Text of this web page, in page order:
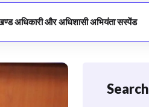
अधिकारी और अधिशासी अभियंता सस्पेंड
Search